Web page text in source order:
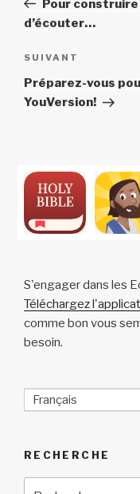
l’article
Pour
d’écouter…
Article
suivant
SUIVANT
Préparez-vous
YouVersion!
S'engager dans les
Téléchargez
comme bon vous
besoin.
Français
RECHERCHE